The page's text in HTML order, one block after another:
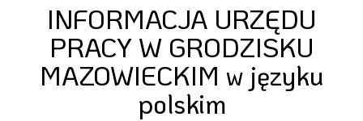
INFORMACJA URZĘDU
PRACY W GRODZISKU
MAZOWIECKIM w języku
polskim